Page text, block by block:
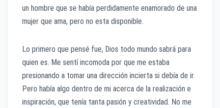
un hombre que se había perdidamente enamorado de una
mujer que ama, pero no esta disponible.
Lo primero que pensé fue, Dios todo mundo sabrá para
quien es. Me sentí incomoda por que me estaba
presionando a tomar una dirección incierta si debía de ir.
Pero había algo dentro de mi acerca de la realización e
inspiración, que tenía tanta pasión y creatividad. No me